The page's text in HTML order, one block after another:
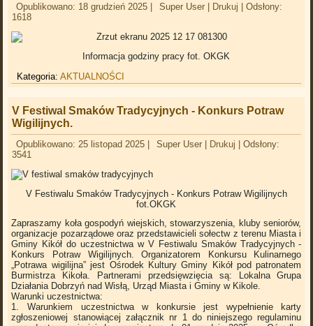
Opublikowano: 18 grudzień 2025 | Super User | Drukuj |Odsłony:
1618
Informacja godziny pracy fot. OKGK
Kategoria:AKTUALNOŚCI
V Festiwal Smaków Tradycyjnych - Konkurs Potraw
Wigilijnych.
Opublikowano: 25 listopad 2025 | Super User | Drukuj |Odsłony:
3541
V Festiwalu Smaków Tradycyjnych - Konkurs Potraw Wigilijnych
fot.OKGK
Zapraszamy koła gospodyń wiejskich, stowarzyszenia, kluby seniorów,
organizacje pozarządowe oraz przedstawicieli sołectw z terenu Miasta i
Gminy Kikół do uczestnictwa w V Festiwalu Smaków Tradycyjnych -
Konkurs Potraw Wigilijnych. Organizatorem Konkursu Kulinarnego
„Potrawa wigilijna” jest Ośrodek Kultury Gminy Kikół pod patronatem
Burmistrza Kikoła. Partnerami przedsięwzięcia są: Lokalna Grupa
Działania Dobrzyń nad Wisłą, Urząd Miasta i Gminy w Kikole.
Warunki uczestnictwa:
1. Warunkiem uczestnictwa w konkursie jest wypełnienie karty
zgłoszeniowej stanowiącej załącznik nr 1 do niniejszego regulaminu